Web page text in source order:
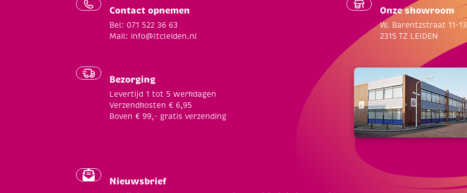
Contact opnemen
Bel: 071 522 36 63
Mail: info@ltcleiden.nl
Bezorging
Levertijd 1 tot 5 werkdagen
Verzendkosten € 6,95
Boven € 99,- gratis verzending
Onze showroom
W. Barentzstraat 11-13
2315 TZ LEIDEN
Nieuwsbrief